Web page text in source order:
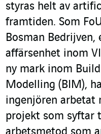
styras helt av
framtiden. Som
Bosman Bedrijven,
affärsenhet inom
ny mark inom
Modelling (BIM),
ingenjören arbetat
projekt som syftar